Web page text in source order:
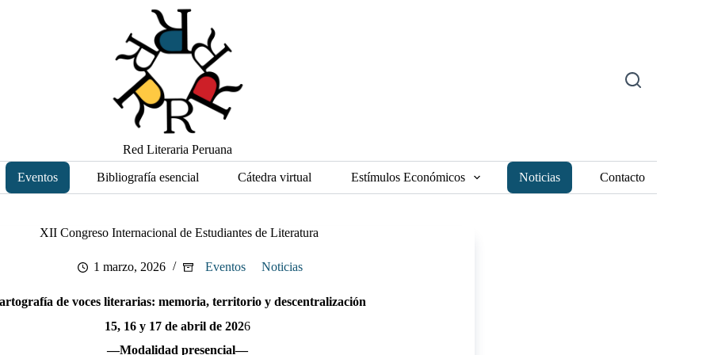
Red Literaria Peruana
Eventos Bibliografía esencial Cátedra virtual Estímulos Económicos Noticias Contacto
XII Congreso Internacional de Estudiantes de Literatura
1 marzo, 2026 Eventos Noticias
de voces literarias: memoria, territorio y descentralización
15, 16 y 17 de abril de 2026
—Modalidad presencial—